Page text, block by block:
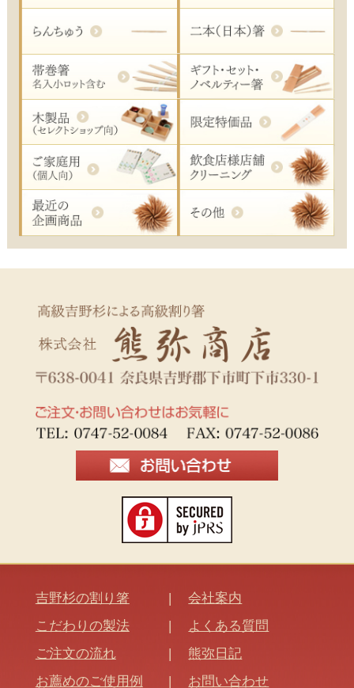
吉野杉の割り箸
こだわりの製法
ご注文の流れ
お薦めのご使用例
会社案内
よくある質問
熊弥日記
お問い合わせ